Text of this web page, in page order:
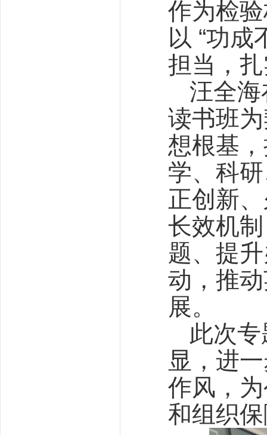
作为检
以 “功成
担当，
汪全
读书班
想根基
学、科
正创新
长效机
题、提
动，推
展。
此次
显，进
作风，
和组织